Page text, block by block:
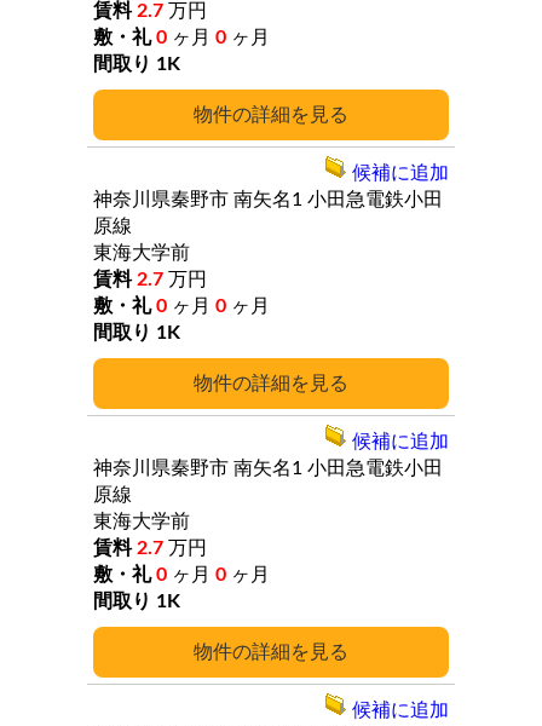
詳細
2.7 万円
0 ヶ月 0 ヶ月
1K
詳細
神奈川県秦野市 南矢名1 小田急電鉄小田
原線
東海大学前
2.7 万円
0 ヶ月 0 ヶ月
1K
候補に追加
詳細
神奈川県秦野市 南矢名1 小田急電鉄小田
原線
東海大学前
2.7 万円
0 ヶ月 0 ヶ月
1K
候補に追加
候補に追加